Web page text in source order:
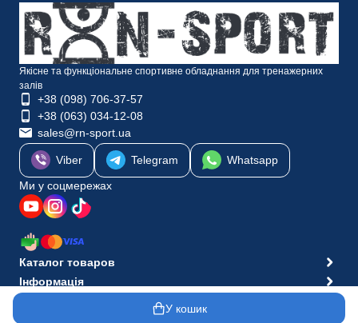
У кошик
Якісне та функціональне спортивне обладнання для тренажерних
залів
+38 (098) 706-37-57
+38 (063) 034-12-08
sales@rn-sport.ua
Viber Telegram
Whatsapp
Ми у соцмережах
Каталог товаров
Інформація